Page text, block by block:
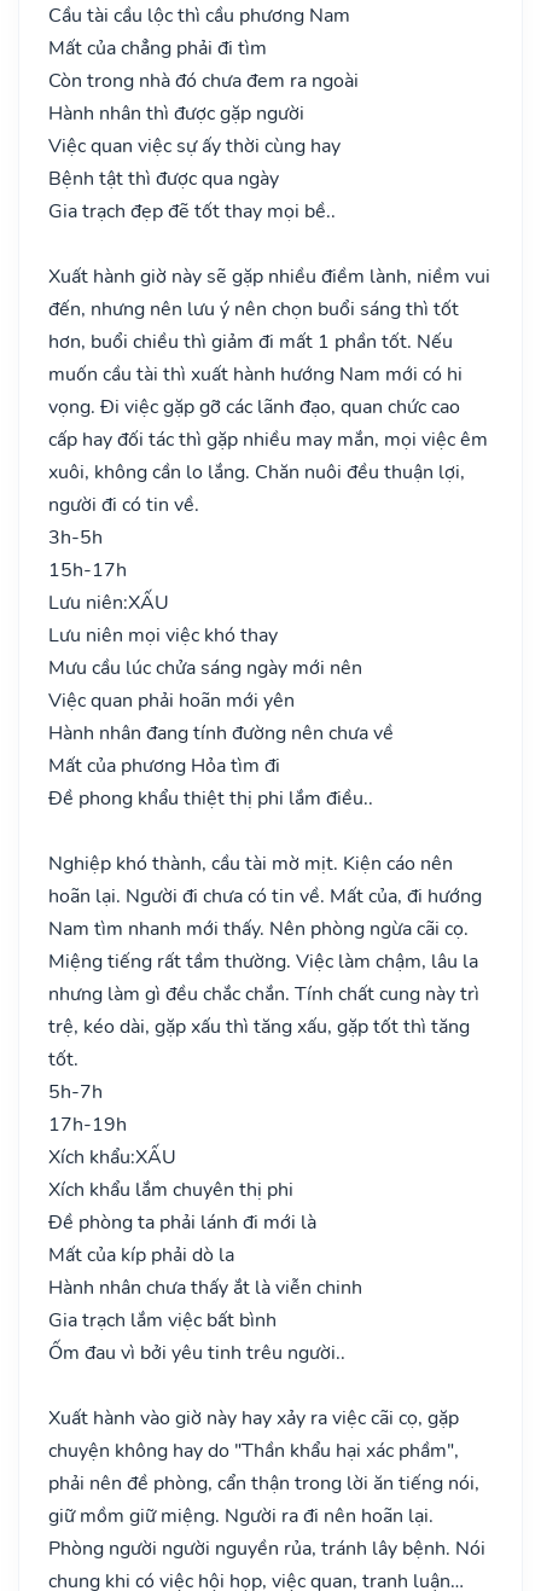
Cầu tài cầu lộc thì cầu phương Nam
Mất của chẳng phải đi tìm
Còn trong nhà đó chưa đem ra ngoài
Hành nhân thì được gặp người
Việc quan việc sự ấy thời cùng hay
Bệnh tật thì được qua ngày
Gia trạch đẹp đẽ tốt thay mọi bề..
Xuất hành giờ này sẽ gặp nhiều điềm lành, niềm vui
đến, nhưng nên lưu ý nên chọn buổi sáng thì tốt
hơn, buổi chiều thì giảm đi mất 1 phần tốt. Nếu
muốn cầu tài thì xuất hành hướng Nam mới có hi
vọng. Đi việc gặp gỡ các lãnh đạo, quan chức cao
cấp hay đối tác thì gặp nhiều may mắn, mọi việc êm
xuôi, không cần lo lắng. Chăn nuôi đều thuận lợi,
người đi có tin về.
3h-5h
15h-17h
Lưu niên:XẤU
Lưu niên mọi việc khó thay
Mưu cầu lúc chửa sáng ngày mới nên
Việc quan phải hoãn mới yên
Hành nhân đang tính đường nên chưa về
Mất của phương Hỏa tìm đi
Đề phong khẩu thiệt thị phi lắm điều..
Nghiệp khó thành, cầu tài mờ mịt. Kiện cáo nên
hoãn lại. Người đi chưa có tin về. Mất của, đi hướng
Nam tìm nhanh mới thấy. Nên phòng ngừa cãi cọ.
Miệng tiếng rất tầm thường. Việc làm chậm, lâu la
nhưng làm gì đều chắc chắn. Tính chất cung này trì
trệ, kéo dài, gặp xấu thì tăng xấu, gặp tốt thì tăng
tốt.
5h-7h
17h-19h
Xích khẩu:XẤU
Xích khẩu lắm chuyên thị phi
Đề phòng ta phải lánh đi mới là
Mất của kíp phải dò la
Hành nhân chưa thấy ắt là viễn chinh
Gia trạch lắm việc bất bình
Ốm đau vì bởi yêu tinh trêu người..
Xuất hành vào giờ này hay xảy ra việc cãi cọ, gặp
chuyện không hay do "Thần khẩu hại xác phầm",
phải nên đề phòng, cẩn thận trong lời ăn tiếng nói,
giữ mồm giữ miệng. Người ra đi nên hoãn lại.
Phòng người người nguyền rủa, tránh lây bệnh. Nói
chung khi có việc hội họp, việc quan, tranh luận…